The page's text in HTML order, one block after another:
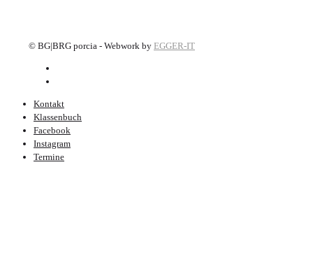
© BG|BRG porcia - Webwork by EGGER-IT
Kontakt
Klassenbuch
Facebook
Instagram
Termine